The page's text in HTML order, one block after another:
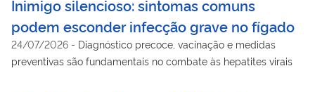
Inimigo silencioso: sintomas comuns
podem esconder infecção grave no fígado
24/07/2026 - Diagnóstico precoce, vacinação e medidas
preventivas são fundamentais no combate às hepatites virais